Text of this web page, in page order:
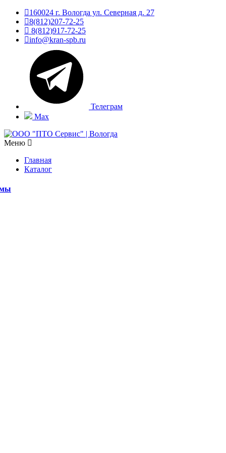
160024 г. Вологда ул. Северная д. 27
8(812)207-72-25
8(812)917-72-25
info@kran-spb.ru
Телеграм
Max
Меню
Главная
Каталог